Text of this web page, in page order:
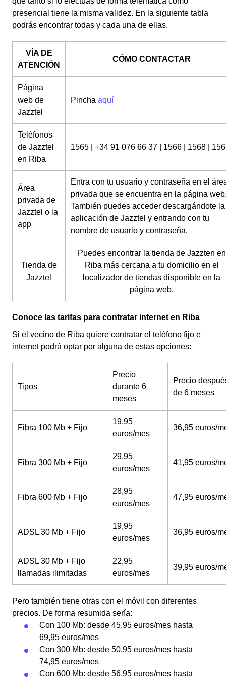
presencial tiene la misma validez. En la siguiente tabla
podrás encontrar todas y cada una de ellas.
VÍA DE
ATENCIÓN
CÓMO CONTACTAR
Página
web de
Jazztel
Pincha aquí
Teléfonos
de Jazztel
en Riba
1565 | +34 91 076 66 37 | 1566 | 1568 |
Área
privada de
Jazztel o la
app
Entra con tu usuario y contraseña en el
privada que se encuentra en la página
También puedes acceder descargándote la
aplicación de Jazztel y entrando con tu
nombre de usuario y contraseña.
Tienda de
Jazztel
Puedes encontrar la tienda de Jazzten en
Riba más cercana a tu domicilio en el
localizador de tiendas disponible en la
página web.
Conoce las tarifas para contratar internet en Riba
Si el vecino de Riba quiere contratar el teléfono fijo e
internet podrá optar por alguna de estas opciones:
Tipos
Precio
durante 6
meses
Precio
de 6 meses
Fibra 100 Mb + Fijo
19,95
euros/mes
36,95 euros/
Fibra 300 Mb + Fijo
29,95
euros/mes
41,95 euros/
Fibra 600 Mb + Fijo
28,95
euros/mes
47,95 euros/
ADSL 30 Mb + Fijo
19,95
euros/mes
36,95 euros/
ADSL 30 Mb + Fijo
llamadas ilimitadas
22,95
euros/mes
39,95 euros/
Pero también tiene otras con el móvil con diferentes
precios. De forma resumida sería:
Con 100 Mb: desde 45,95 euros/mes hasta
69,95 euros/mes
Con 300 Mb: desde 50,95 euros/mes hasta
74,95 euros/mes
Con 600 Mb: desde 56,95 euros/mes hasta